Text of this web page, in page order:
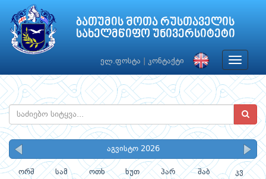
ბათუმის შოთა რუსთაველის
სახელმწიფო უნივერსიტეტი
ელ.ფოსტა კონტაქტი
Toggle
აგვისტო 2026
ორშ სამ ოთხ ხუთ პარ შაბ კვ